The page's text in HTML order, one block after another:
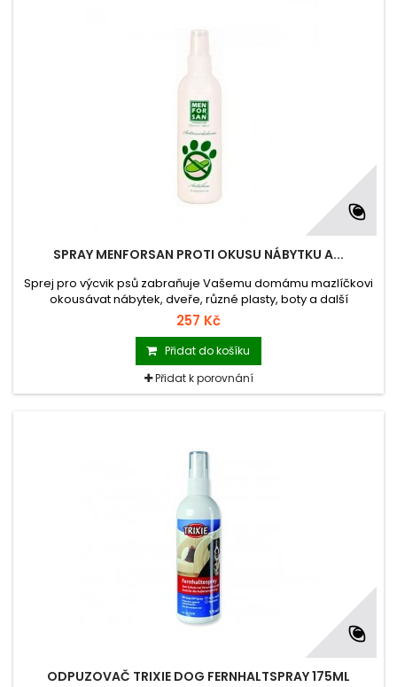
SPRAY MENFORSAN PROTI OKUSU NÁBYTKU A...
Sprej pro výcvik psů zabraňuje Vašemu domámu mazlíčkovi
okousávat nábytek, dveře, různé plasty, boty a další
předměty, které má k dispozici v průběhu růstu!
257 Kč
Přidat do košíku
Přidat k porovnání
ODPUZOVAČ TRIXIE DOG FERNHALTSPRAY 175ML